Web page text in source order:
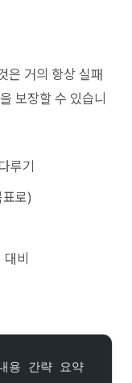
은 거의 항상 실패
보장할 수 있습니
루기
로)
비
용 간략 요약